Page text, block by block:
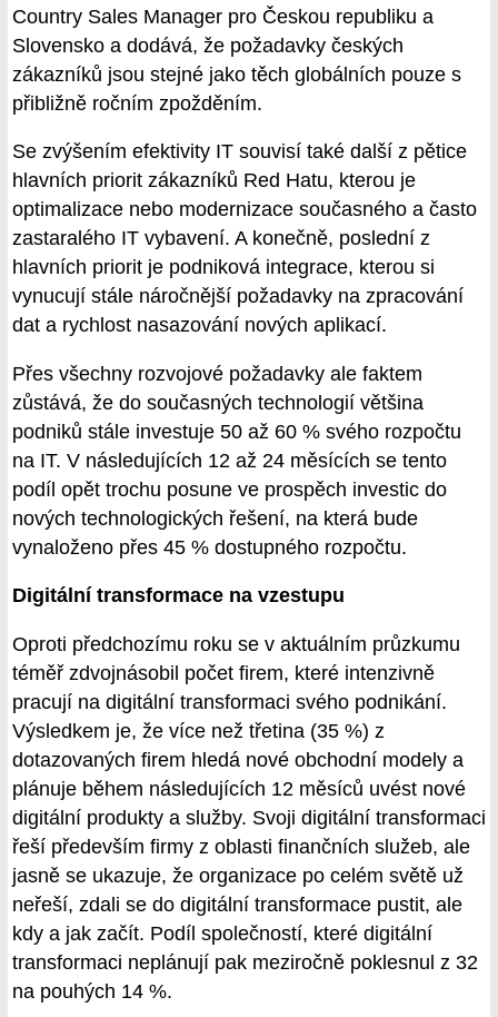
Country Sales Manager pro Českou republiku a
Slovensko a dodává, že požadavky českých
zákazníků jsou stejné jako těch globálních pouze s
přibližně ročním zpožděním.
Se zvýšením efektivity IT souvisí také další z pětice
hlavních priorit zákazníků Red Hatu, kterou je
optimalizace nebo modernizace současného a často
zastaralého IT vybavení. A konečně, poslední z
hlavních priorit je podniková integrace, kterou si
vynucují stále náročnější požadavky na zpracování
dat a rychlost nasazování nových aplikací.
Přes všechny rozvojové požadavky ale faktem
zůstává, že do současných technologií většina
podniků stále investuje 50 až 60 % svého rozpočtu
na IT. V následujících 12 až 24 měsících se tento
podíl opět trochu posune ve prospěch investic do
nových technologických řešení, na která bude
vynaloženo přes 45 % dostupného rozpočtu.
Digitální transformace na vzestupu
Oproti předchozímu roku se v aktuálním průzkumu
téměř zdvojnásobil počet firem, které intenzivně
pracují na digitální transformaci svého podnikání.
Výsledkem je, že více než třetina (35 %) z
dotazovaných firem hledá nové obchodní modely a
plánuje během následujících 12 měsíců uvést nové
digitální produkty a služby. Svoji digitální transformaci
řeší především firmy z oblasti finančních služeb, ale
jasně se ukazuje, že organizace po celém světě už
neřeší, zdali se do digitální transformace pustit, ale
kdy a jak začít. Podíl společností, které digitální
transformaci neplánují pak meziročně poklesnul z 32
na pouhých 14 %.